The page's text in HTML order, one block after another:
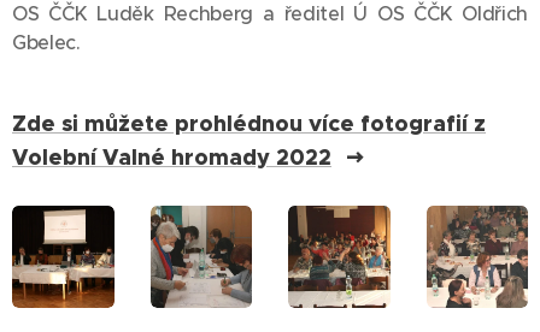
OS ČČK Luděk Rechberg a ředitel Ú OS ČČK Oldřich
Gbelec.
Zde si můžete prohlédnou více fotografií z
Volební Valné hromady 2022